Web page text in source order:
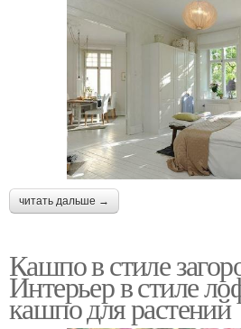
читать дальше →
Кашпо в стиле
Интерьер в стиле
кашпо для растений